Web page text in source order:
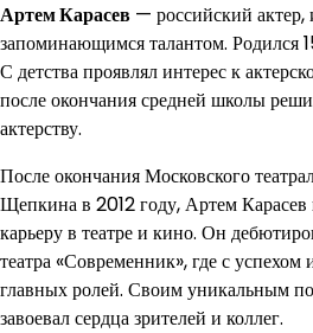
Артем Карасев — российский
запоминающимся талантом. Родился
С детства проявлял интерес к
после окончания средней школы
актерству.
После окончания Московского
Щепкина в 2012 году, Артем Карасев
карьеру в театре и кино. Он
театра «Современник», где с успехом
главных ролей. Своим уникальным
завоевал сердца зрителей и коллег.